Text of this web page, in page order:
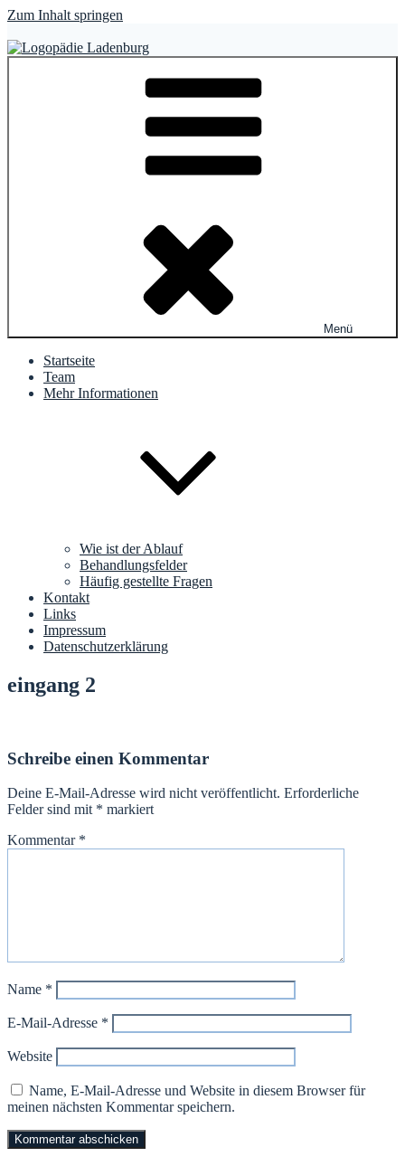
Zum Inhalt springen
Christ – Lefevre – Lauer – Skibbe – Rolle
Menü
Startseite
Team
Mehr Informationen
Wie ist der Ablauf
Behandlungsfelder
Häufig gestellte Fragen
Kontakt
Links
Impressum
Datenschutzerklärung
eingang 2
Schreibe einen Kommentar
Deine E-Mail-Adresse wird nicht veröffentlicht. Erforderliche
Felder sind mit * markiert
Kommentar *
Name *
E-Mail-Adresse *
Website
Name, E-Mail-Adresse und Website in diesem Browser für
meinen nächsten Kommentar speichern.